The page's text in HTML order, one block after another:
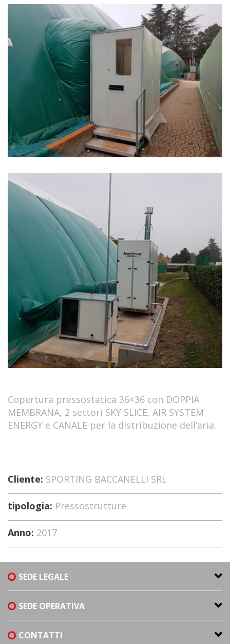
Copertura pressostatica 36×36 con DOPPIA
MEMBRANA, 2 settori SKY SLICE, AIR SYSTEM
ENERGY e CANALE per la distribuzione dell’aria.
Cliente: SPORTING BACCANELLI SRL
tipologia: Pressostrutture
Anno: 2017
SEDE LEGALE
SEDE OPERATIVA
CONTATTI